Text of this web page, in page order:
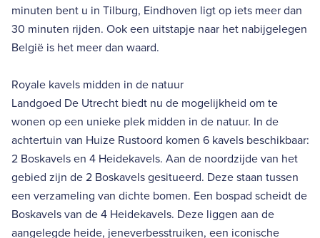
minuten bent u in Tilburg, Eindhoven ligt op iets meer dan
30 minuten rijden. Ook een uitstapje naar het nabijgelegen
België is het meer dan waard.
Royale kavels midden in de natuur
Landgoed De Utrecht biedt nu de mogelijkheid om te
wonen op een unieke plek midden in de natuur. In de
achtertuin van Huize Rustoord komen 6 kavels beschikbaar:
2 Boskavels en 4 Heidekavels. Aan de noordzijde van het
gebied zijn de 2 Boskavels gesitueerd. Deze staan tussen
een verzameling van dichte bomen. Een bospad scheidt de
Boskavels van de 4 Heidekavels. Deze liggen aan de
aangelegde heide, jeneverbesstruiken, een iconische